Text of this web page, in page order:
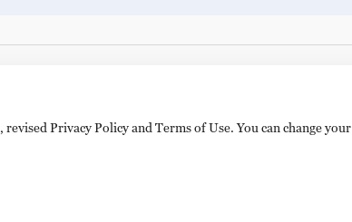
Privacy Policy and Terms of Use. You can change your